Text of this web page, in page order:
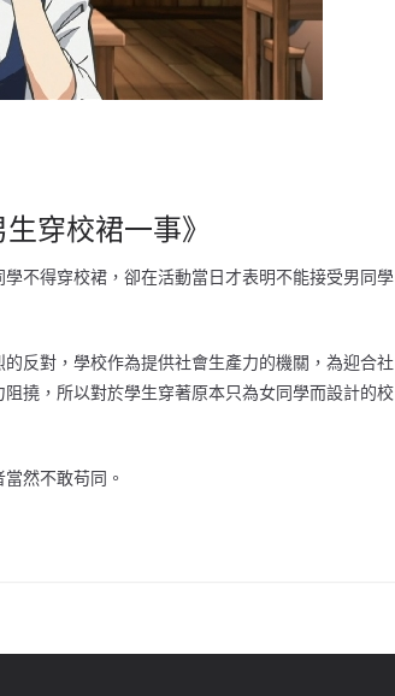
穿校裙一事》
不得穿校裙，卻在活動當日才表明不能接受男同學
反對，學校作為提供社會生產力的機關，為迎合社
撓，所以對於學生穿著原本只為女同學而設計的校
然不敢苟同。